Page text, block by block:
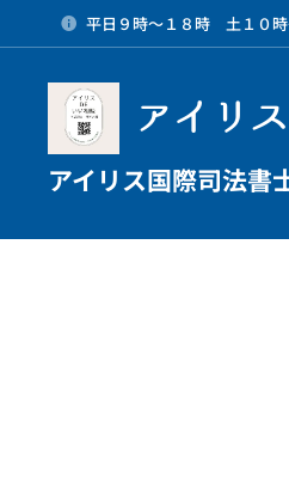
平日９時～１８時 土１０
アイリ
アイリス国際司法書